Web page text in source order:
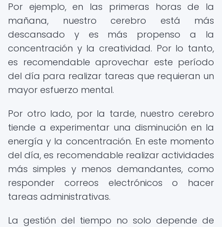
Por ejemplo, en las primeras horas de la
mañana, nuestro cerebro está más
descansado y es más propenso a la
concentración y la creatividad. Por lo tanto,
es recomendable aprovechar este período
del día para realizar tareas que requieran un
mayor esfuerzo mental.
Por otro lado, por la tarde, nuestro cerebro
tiende a experimentar una disminución en la
energía y la concentración. En este momento
del día, es recomendable realizar actividades
más simples y menos demandantes, como
responder correos electrónicos o hacer
tareas administrativas.
La gestión del tiempo no solo depende de